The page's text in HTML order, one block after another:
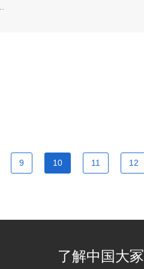
9 10 11 12
了解中国大冢